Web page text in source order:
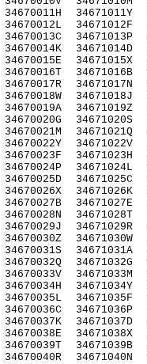
34670011H
34670012L
34670013C
34670014K
34670015E
34670016T
34670017R
34670018W
34670019A
34670020G
34670021M
34670022Y
34670023F
34670024P
34670025D
34670026X
34670027B
34670028N
34670029J
34670030Z
34670031S
34670032Q
34670033V
34670034H
34670035L
34670036C
34670037K
34670038E
34670039T
34670040R
34671011Y
34671012F
34671013P
34671014D
34671015X
34671016B
34671017N
34671018J
34671019Z
34671020S
34671021Q
34671022V
34671023H
34671024L
34671025C
34671026K
34671027E
34671028T
34671029R
34671030W
34671031A
34671032G
34671033M
34671034Y
34671035F
34671036P
34671037D
34671038X
34671039B
34671040N